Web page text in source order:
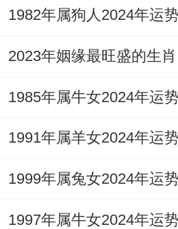
压波动等，避免长期熬夜
流年「火燥土焦」，也
锻炼，如游泳，瑜伽，
肺降火，驾车人士，车
护佑行车平安。
不同年份属猴人2026年